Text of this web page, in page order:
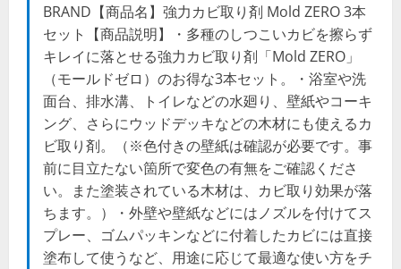
BRAND【商品名】強力カビ取り剤 Mold ZERO 3本
セット【商品説明】・多種のしつこいカビを擦らず
キレイに落とせる強力カビ取り剤「Mold ZERO」
（モールドゼロ）のお得な3本セット。・浴室や洗
面台、排水溝、トイレなどの水廻り、壁紙やコーキ
ング、さらにウッドデッキなどの木材にも使えるカ
ビ取り剤。（※色付きの壁紙は確認が必要です。事
前に目立たない箇所で変色の有無をご確認くださ
い。また塗装されている木材は、カビ取り効果が落
ちます。）・外壁や壁紙などにはノズルを付けてス
プレー、ゴムパッキンなどに付着したカビには直接
塗布して使うなど、用途に応じて最適な使い方をチ